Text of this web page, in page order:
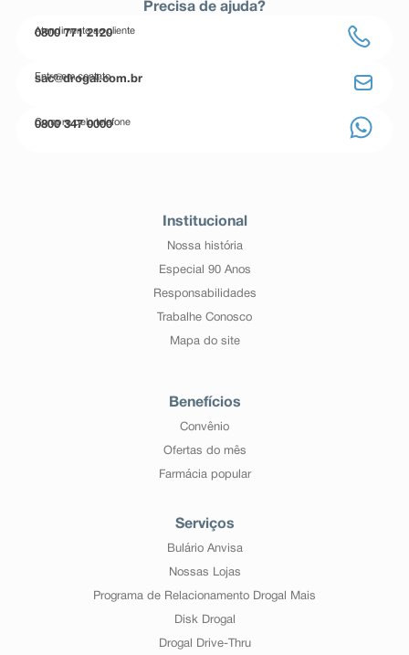
Precisa de ajuda?
Atendimento ao cliente
0800 771 2120
Entre em contato
sac@drogal.com.br
Compre pelo telefone
0800 347 0000
Institucional
Nossa história
Especial 90 Anos
Responsabilidades
Trabalhe Conosco
Mapa do site
Benefícios
Convênio
Ofertas do mês
Farmácia popular
Serviços
Bulário Anvisa
Nossas Lojas
Programa de Relacionamento Drogal Mais
Disk Drogal
Drogal Drive-Thru